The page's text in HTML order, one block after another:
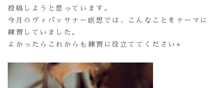
投稿しようと思っています。
今月のヴィパッサナー瞑想では、こんなことをテーマに
練習していました。
よかったらこれからも練習に役立ててください⭐︎